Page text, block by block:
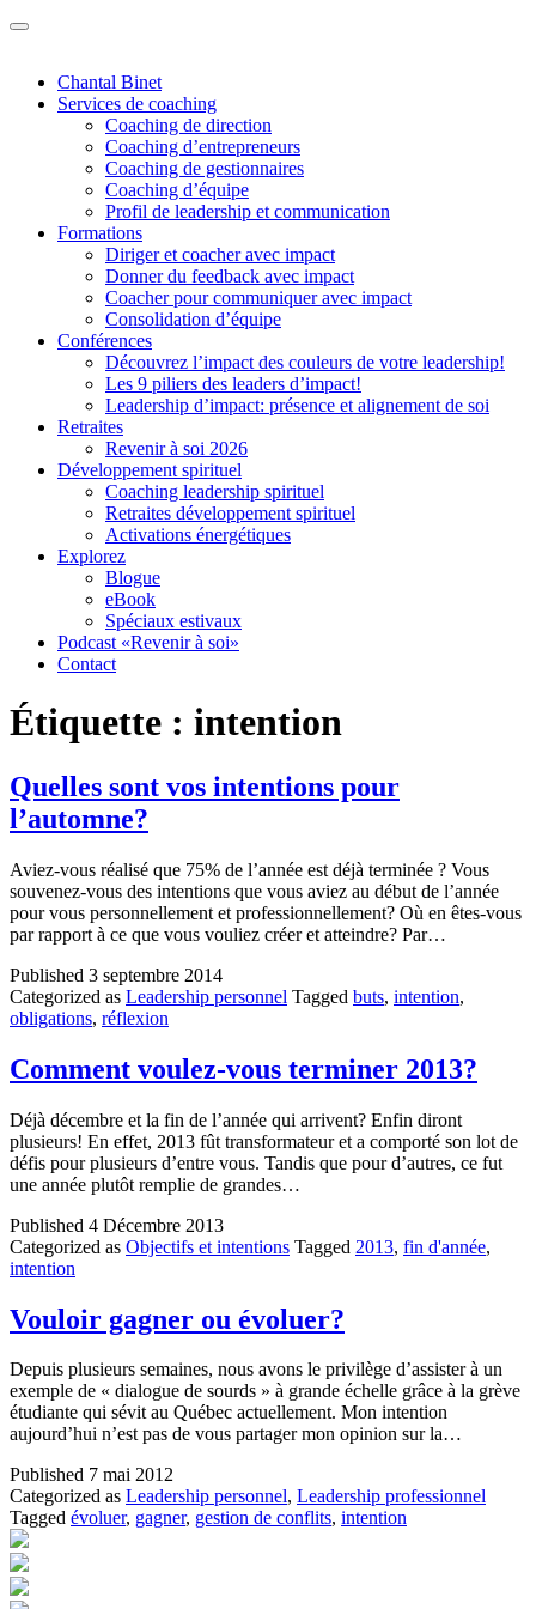
Chantal Binet
Services de coaching
Coaching de direction
Coaching d’entrepreneurs
Coaching de gestionnaires
Coaching d’équipe
Profil de leadership et communication
Formations
Diriger et coacher avec impact
Donner du feedback avec impact
Coacher pour communiquer avec impact
Consolidation d’équipe
Conférences
Découvrez l’impact des couleurs de votre leadership!
Les 9 piliers des leaders d’impact!
Leadership d’impact: présence et alignement de soi
Retraites
Revenir à soi 2026
Développement spirituel
Coaching leadership spirituel
Retraites développement spirituel
Activations énergétiques
Explorez
Blogue
eBook
Spéciaux estivaux
Podcast «Revenir à soi»
Contact
Étiquette : intention
Quelles sont vos intentions pour
l’automne?
Aviez-vous réalisé que 75% de l’année est déjà terminée ? Vous
souvenez-vous des intentions que vous aviez au début de l’année
pour vous personnellement et professionnellement? Où en êtes-vous
par rapport à ce que vous vouliez créer et atteindre? Par…
Published 3 septembre 2014
Categorized as Leadership personnel Tagged buts, intention,
obligations, réflexion
Comment voulez-vous terminer 2013?
Déjà décembre et la fin de l’année qui arrivent? Enfin diront
plusieurs! En effet, 2013 fût transformateur et a comporté son lot de
défis pour plusieurs d’entre vous. Tandis que pour d’autres, ce fut
une année plutôt remplie de grandes…
Published 4 Décembre 2013
Categorized as Objectifs et intentions Tagged 2013, fin d'année,
intention
Vouloir gagner ou évoluer?
Depuis plusieurs semaines, nous avons le privilège d’assister à un
exemple de « dialogue de sourds » à grande échelle grâce à la grève
étudiante qui sévit au Québec actuellement. Mon intention
aujourd’hui n’est pas de vous partager mon opinion sur la…
Published 7 mai 2012
Categorized as Leadership personnel, Leadership professionnel
Tagged évoluer, gagner, gestion de conflits, intention